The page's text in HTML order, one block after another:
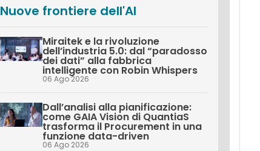
Nuove frontiere dell'AI
Miraitek e la rivoluzione
dell’industria 5.0: dal “paradosso
dei dati” alla fabbrica
intelligente con Robin Whispers
06 Ago 2026
Dall’analisi alla pianificazione:
come GAIA Vision di QuantiaS
trasforma il Procurement in una
funzione data-driven
06 Ago 2026